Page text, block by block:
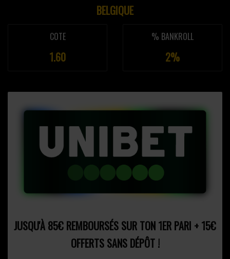
BELGIQUE
COTE
1.60
% BANKROLL
2%
JUSQU'À 85€ REMBOURSÉS SUR TON 1ER PARI + 15€
OFFERTS SANS DÉPÔT !